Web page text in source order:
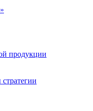
продукции